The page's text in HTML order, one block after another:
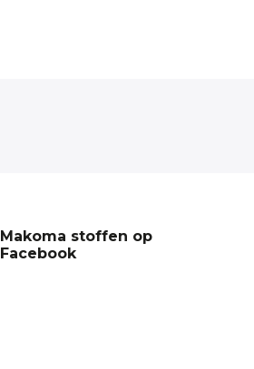
Makoma stoffen op
Facebook